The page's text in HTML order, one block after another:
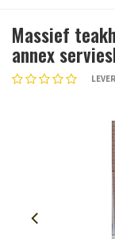
Massief
annex